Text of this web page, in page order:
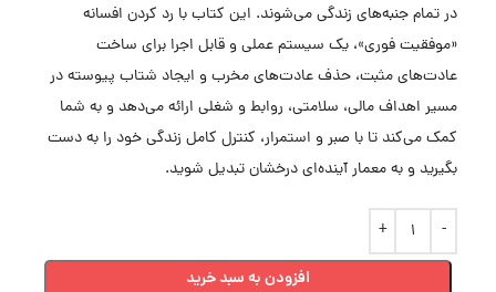
در تمام جنبه‌های زندگی می‌شوند. این کتاب با رد کردن افسانه
«موفقیت فوری»، یک سیستم عملی و قابل اجرا برای ساخت
عادت‌های مثبت، حذف عادت‌های مخرب و ایجاد شتاب پیوسته در
مسیر اهداف مالی، سلامتی، روابط و شغلی ارائه می‌دهد و به شما
کمک می‌کند تا با صبر و استمرار، کنترل کامل زندگی خود را به دست
بگیرید و به معمار آینده‌ای درخشان تبدیل شوید.
افزودن به سبد خرید